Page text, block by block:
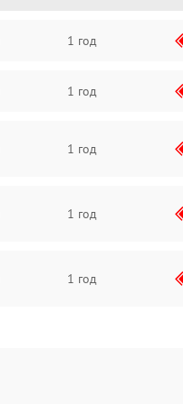
1 год
1 год
1 год
1 год
1 год